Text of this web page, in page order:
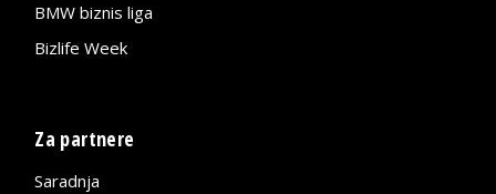
BMW biznis liga
Bizlife Week
Za partnere
Saradnja